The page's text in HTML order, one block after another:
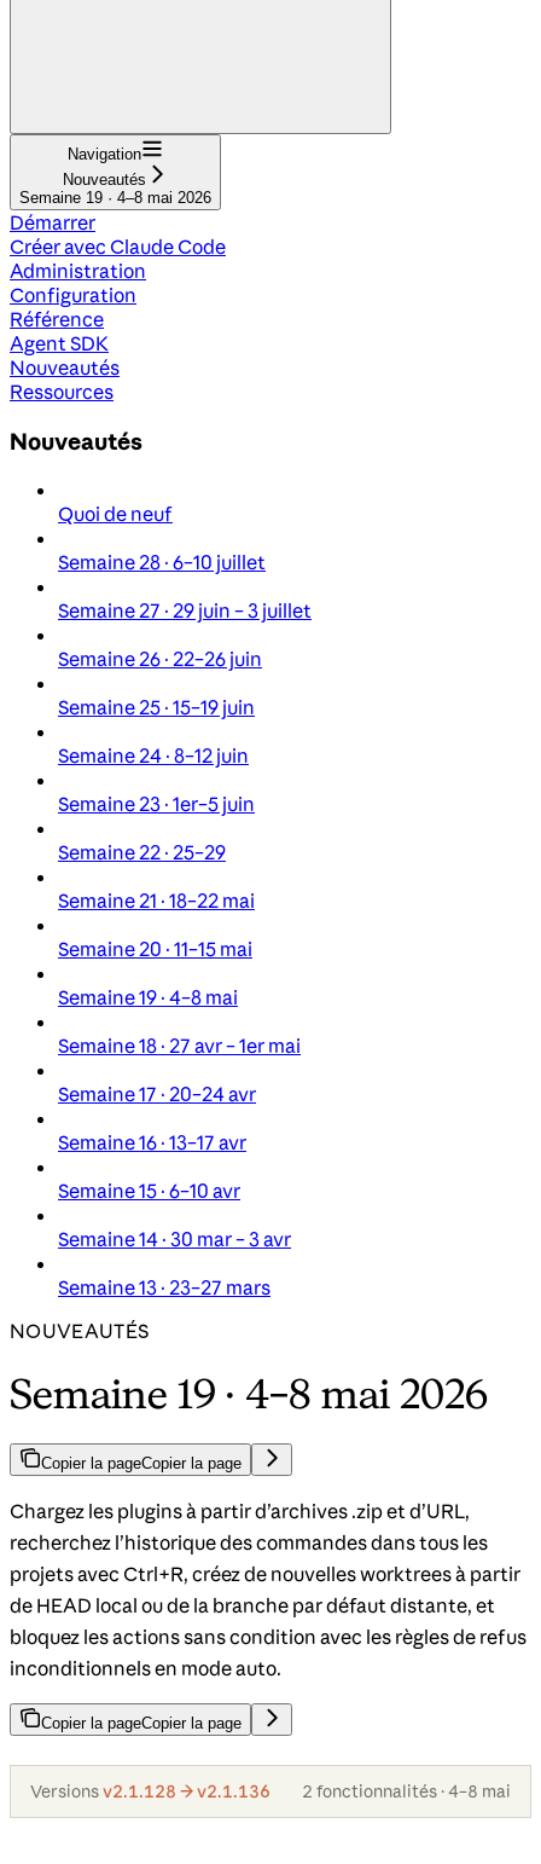
Navigation
Nouveautés
Semaine 19 · 4–8 mai 2026
Démarrer
Créer avec Claude Code
Administration
Configuration
Référence
Agent SDK
Nouveautés
Ressources
Nouveautés
Quoi de neuf
Semaine 28 · 6–10 juillet
Semaine 27 · 29 juin – 3 juillet
Semaine 26 · 22–26 juin
Semaine 25 · 15–19 juin
Semaine 24 · 8–12 juin
Semaine 23 · 1er–5 juin
Semaine 22 · 25–29
Semaine 21 · 18–22 mai
Semaine 20 · 11–15 mai
Semaine 19 · 4–8 mai
Semaine 18 · 27 avr – 1er mai
Semaine 17 · 20–24 avr
Semaine 16 · 13–17 avr
Semaine 15 · 6–10 avr
Semaine 14 · 30 mar – 3 avr
Semaine 13 · 23–27 mars
NOUVEAUTÉS
Semaine 19 · 4–8 mai 2026
Copier la pageCopier la page
Chargez les plugins à partir d’archives .zip et d’URL,
recherchez l’historique des commandes dans tous les
projets avec Ctrl+R, créez de nouvelles worktrees à partir
de HEAD local ou de la branche par défaut distante, et
bloquez les actions sans condition avec les règles de refus
inconditionnels en mode auto.
Copier la pageCopier la page
Versionsv2.1.128 → v2.1.136 2 fonctionnalités · 4–8 mai